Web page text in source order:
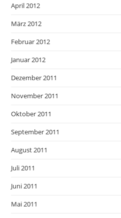
April 2012
März 2012
Februar 2012
Januar 2012
Dezember 2011
November 2011
Oktober 2011
September 2011
August 2011
Juli 2011
Juni 2011
Mai 2011